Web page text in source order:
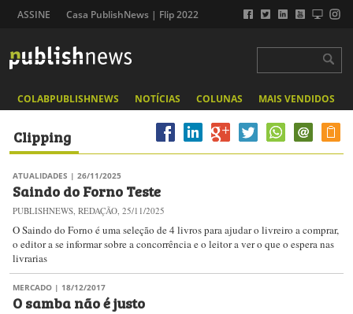
ASSINE Casa PublishNews | Flip 2022
COLABPUBLISHNEWS NOTÍCIAS COLUNAS MAIS VENDIDOS
Clipping
ATUALIDADES | 26/11/2025
Saindo do Forno Teste
PUBLISHNEWS, REDAÇÃO, 25/11/2025
O Saindo do Forno é uma seleção de 4 livros para ajudar o livreiro a comprar,
o editor a se informar sobre a concorrência e o leitor a ver o que o espera nas
livrarias
MERCADO | 18/12/2017
O samba não é justo